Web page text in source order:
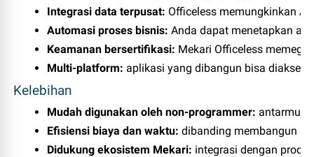
Integrasi data terpusat: Officeless memungkinkan
Automasi proses bisnis: Anda dapat menetapkan
Keamanan bersertifikasi: Mekari Officeless
Multi‑platform: aplikasi yang dibangun bisa diakses
Kelebihan
Mudah digunakan oleh non‑programmer:
Efisiensi biaya dan waktu: dibanding membangun
Didukung ekosistem Mekari: integrasi dengan